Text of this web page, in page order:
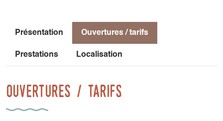
Présentation Ouvertures / tarifs
Prestations Localisation
Ouvertures / tarifs